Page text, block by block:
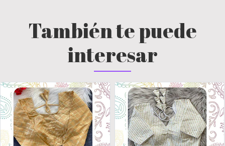
También te puede
interesar